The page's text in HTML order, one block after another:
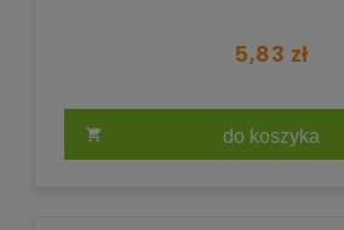
5,83 zł
do koszyka